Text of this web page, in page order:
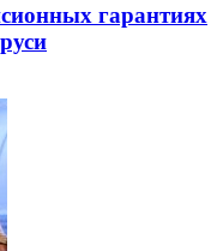
гарантиях